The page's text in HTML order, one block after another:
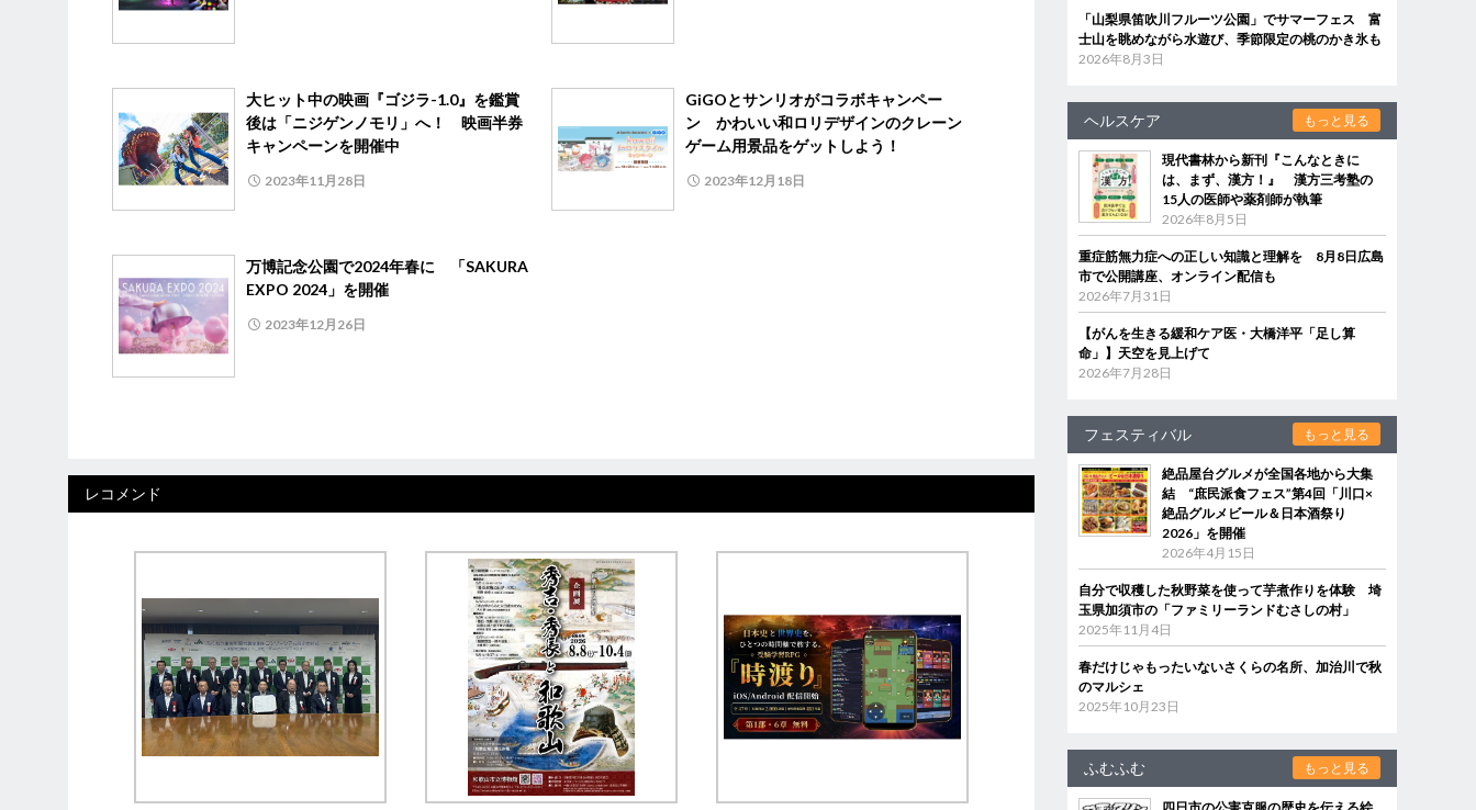
大ヒット中の映画『ゴジラ-1.0』を鑑賞
後は「ニジゲンノモリ」へ！ 映画半券
キャンペーンを開催中
2023年11月28日
GiGOとサンリオがコラボキャンペー
ン かわいい和ロリデザインのクレーン
ゲーム用景品をゲットしよう！
2023年12月18日
万博記念公園で2024年春に 「SAKURA
EXPO 2024」を開催
2023年12月26日
レコメンド
「山梨県笛吹川フルーツ公園」でサマーフェス 富
士山を眺めながら水遊び、季節限定の桃のかき氷も
2026年8月3日
ヘルスケア もっと見る
現代書林から新刊『こんなときに
は、まず、漢方！』 漢方三考塾の
15人の医師や薬剤師が執筆
2026年8月5日
重症筋無力症への正しい知識と理解を 8月8日広島
市で公開講座、オンライン配信も
2026年7月31日
【がんを生きる緩和ケア医・大橋洋平「足し算
命」】天空を見上げて
2026年7月28日
フェスティバル もっと見る
絶品屋台グルメが全国各地から大集
結 “庶民派食フェス”第4回「川口×
絶品グルメビール＆日本酒祭り
2026」を開催
2026年4月15日
自分で収穫した秋野菜を使って芋煮作りを体験 埼
玉県加須市の「ファミリーランドむさしの村」
2025年11月4日
春だけじゃもったいないさくらの名所、加治川で秋
のマルシェ
2025年10月23日
ふむふむ もっと見る